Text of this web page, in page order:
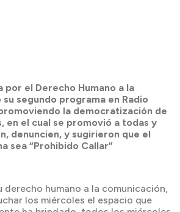
por el Derecho Humano a la
segundo programa en Radio
la democratización de
en el cual se promovió a todas y
denuncien, y sugirieron que el
sea “Prohibido Callar”
derecho humano a la comunicación,
los miércoles el espacio que